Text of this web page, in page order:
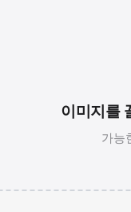
이미지를
가능